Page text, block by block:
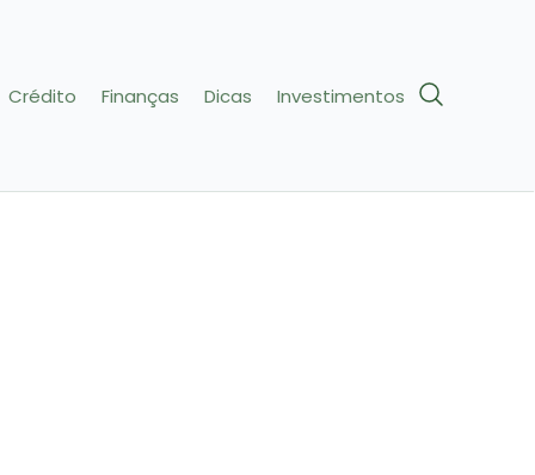
Crédito Finanças Dicas Investimentos